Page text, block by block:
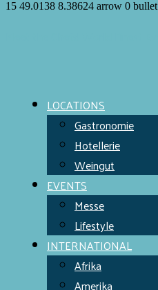
15 49.0138 8.38624 arrow 0 bullet
LOCATIONS
Gastronomie
Hotellerie
Weingut
EVENTS
Messe
Lifestyle
INTERNATIONAL
Afrika
Amerika